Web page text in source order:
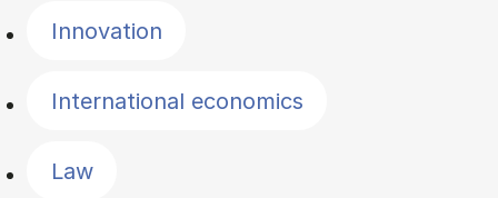
Innovation
International economics
Law